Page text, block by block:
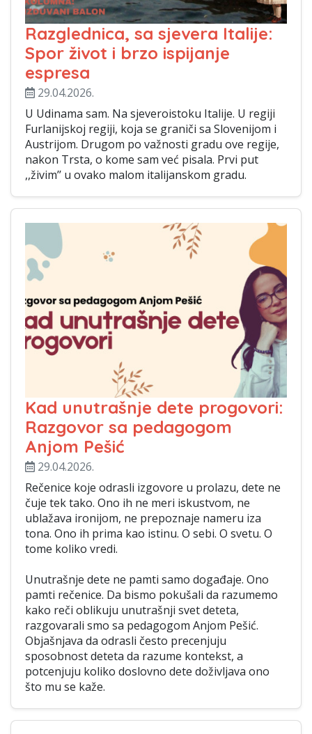
Razglednica, sa sjevera Italije:
Spor život i brzo ispijanje
espresa
29.04.2026.
U Udinama sam. Na sjeveroistoku Italije. U regiji
Furlanijskoj regiji, koja se graniči sa Slovenijom i
Austrijom. Drugom po važnosti gradu ove regije,
nakon Trsta, o kome sam već pisala. Prvi put
,,živim’’ u ovako malom italijanskom gradu.
Kad unutrašnje dete progovori:
Razgovor sa pedagogom
Anjom Pešić
29.04.2026.
Rečenice koje odrasli izgovore u prolazu, dete ne
čuje tek tako. Ono ih ne meri iskustvom, ne
ublažava ironijom, ne prepoznaje nameru iza
tona. Ono ih prima kao istinu. O sebi. O svetu. O
tome koliko vredi.
Unutrašnje dete ne pamti samo događaje. Ono
pamti rečenice. Da bismo pokušali da razumemo
kako reči oblikuju unutrašnji svet deteta,
razgovarali smo sa pedagogom Anjom Pešić.
Objašnjava da odrasli često precenjuju
sposobnost deteta da razume kontekst, a
potcenjuju koliko doslovno dete doživljava ono
što mu se kaže.